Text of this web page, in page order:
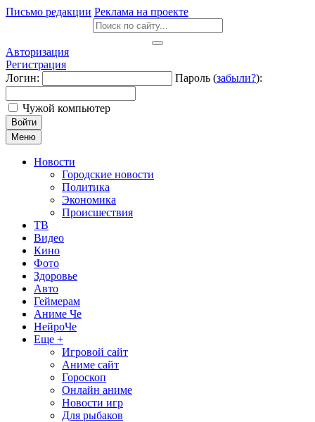
Письмо редакции Реклама на проекте
Авторизация
Регистрация
Логин:
Пароль (забыли?):
Чужой компьютер
Войти
Меню
Новости
Городские новости
Политика
Экономика
Происшествия
ТВ
Видео
Кино
Фото
Здоровье
Авто
Геймерам
Аниме Че
НейроЧе
Еще +
Игровой сайт
Аниме сайт
Гороскоп
Онлайн аниме
Новости игр
Для рыбаков